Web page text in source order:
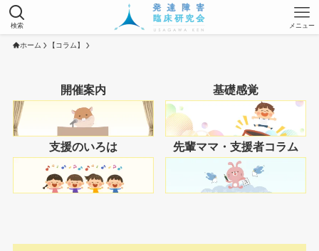
検索 メニュー
ホーム 【コラム】
開催案内 基礎感覚
支援のいろは 先輩ママ・支援者コラム